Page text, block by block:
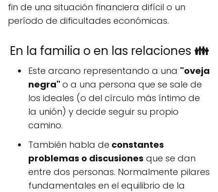
fin de una situación financiera difícil o un
período de dificultades económicas.
En la familia o en las relaciones 👪
Este arcano representando a una "oveja
negra" o a una persona que se sale de
los ideales (o del círculo más íntimo de
la unión) y decide seguir su propio
camino.
También habla de constantes
problemas o discusiones que se dan
entre dos personas. Normalmente pilares
fundamentales en el equilibrio de la